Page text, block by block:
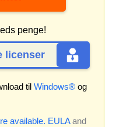
penge!
licenser
til Windows® og
available. EULAand